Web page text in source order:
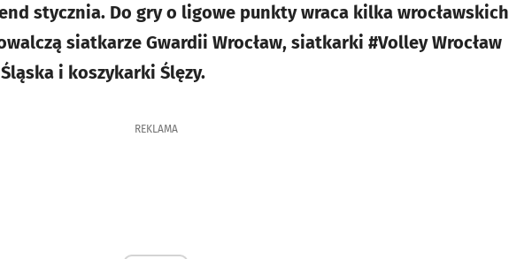
stycznia. Do gry o ligowe punkty wraca kilka wrocławskich
siatkarze Gwardii Wrocław, siatkarki #Volley Wrocław
i koszykarki Ślęzy.
REKLAMA